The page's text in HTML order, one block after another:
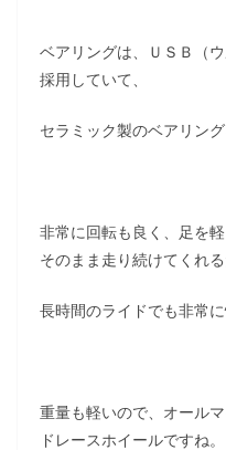
ベアリングは、ＵＳＢ（
採用していて、
セラミック製のベアリング
非常に回転も良く、足を
そのまま走り続けてくれる
長時間のライドでも非常
重量も軽いので、オール
ドレースホイールですね。